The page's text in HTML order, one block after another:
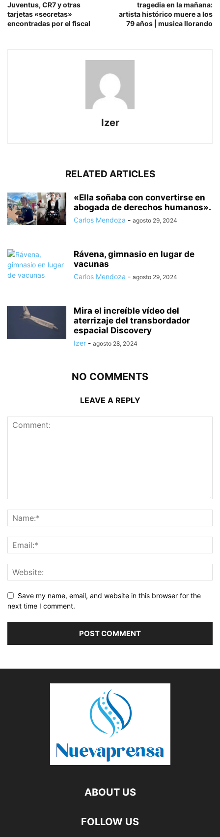
Juventus, CR7 y otras
tarjetas «secretas»
encontradas por el fiscal
tragedia en la mañana:
artista histórico muere a los
79 años | musica llorando
Izer
RELATED ARTICLES
«Ella soñaba con convertirse en
abogada de derechos humanos».
Carlos Mendoza - agosto 29, 2024
Rávena, gimnasio en lugar de
vacunas
Carlos Mendoza - agosto 29, 2024
Mira el increíble vídeo del
aterrizaje del transbordador
espacial Discovery
Izer - agosto 28, 2024
NO COMMENTS
LEAVE A REPLY
Save my name, email, and website in this browser for the
next time I comment.
ABOUT US
FOLLOW US